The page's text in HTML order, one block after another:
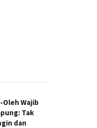
Oleh Wajib
Tak
dan